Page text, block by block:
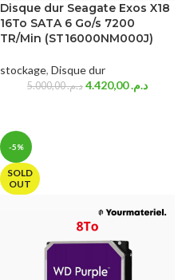
Disque dur Seagate Exos X18
16To SATA 6 Go/s 7200
TR/Min (ST16000NM000J)
stockage, Disque dur
د.م.5.000,00 د.م.4.420,00
-5%
SOLD
OUT